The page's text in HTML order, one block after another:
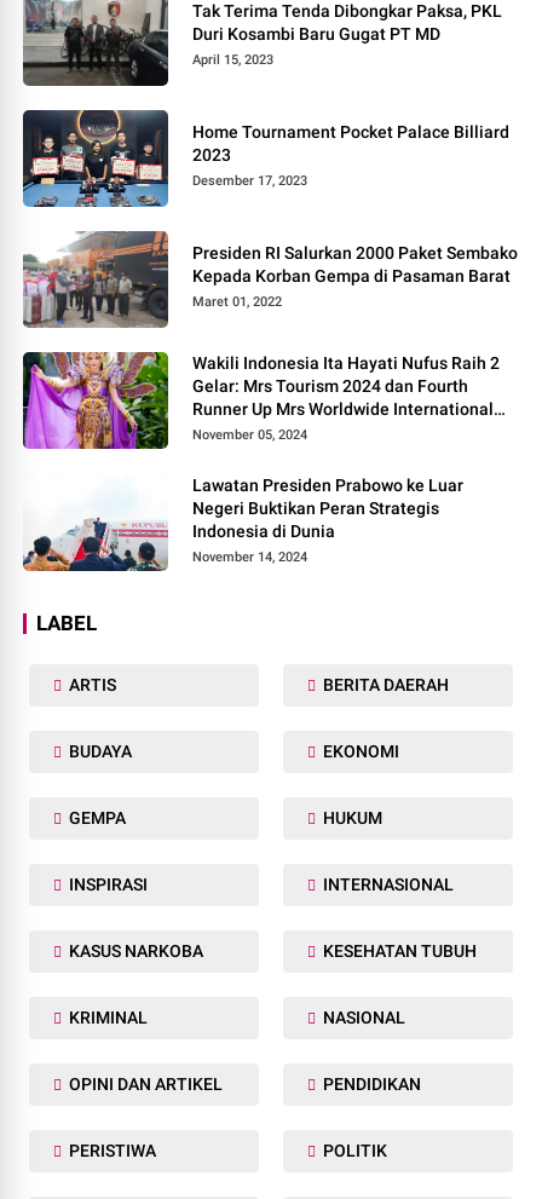
Tak Terima Tenda Dibongkar Paksa, PKL
Duri Kosambi Baru Gugat PT MD
April 15, 2023
Home Tournament Pocket Palace Billiard
2023
Desember 17, 2023
Presiden RI Salurkan 2000 Paket Sembako
Kepada Korban Gempa di Pasaman Barat
Maret 01, 2022
Wakili Indonesia Ita Hayati Nufus Raih 2
Gelar: Mrs Tourism 2024 dan Fourth
Runner Up Mrs Worldwide International
2024, di Pemilihan Mrs Worldwide 2024
November 05, 2024
Lawatan Presiden Prabowo ke Luar
Negeri Buktikan Peran Strategis
Indonesia di Dunia
November 14, 2024
LABEL
ARTIS BERITA DAERAH
BUDAYA EKONOMI
GEMPA HUKUM
INSPIRASI INTERNASIONAL
KASUS NARKOBA KESEHATAN TUBUH
KRIMINAL NASIONAL
OPINI DAN ARTIKEL PENDIDIKAN
PERISTIWA POLITIK